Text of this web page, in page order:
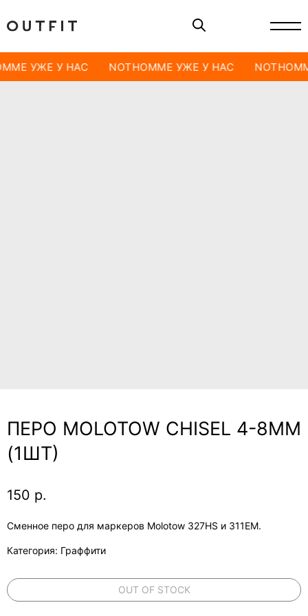
УЖЕ У НАС NOTHOMME УЖЕ У НАС
ПЕРО MOLOTOW CHISEL 4-8ММ
(1ШТ)
150 р.
OUT OF STOCK
Сменное перо для маркеров Molotow 327HS и 311EM.
Категория: Граффити